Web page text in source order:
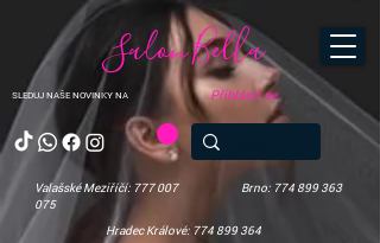
SLEDUJ NAŠE NOVINKY NA
Salon Bella
Valašské Meziříčí: 777 007
075
Brno: 774 899 363
Hradec Králové: 774 899 364
Přihlásit se